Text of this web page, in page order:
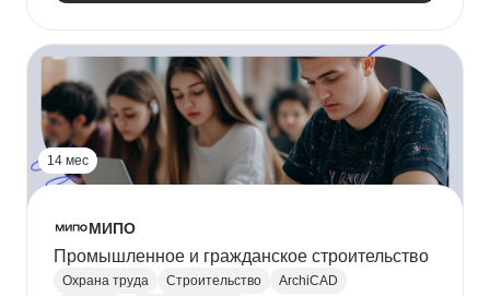
14 мес
МИПО
Промышленное и гражданское строительство
Охрана труда Строительство
ArchiCAD